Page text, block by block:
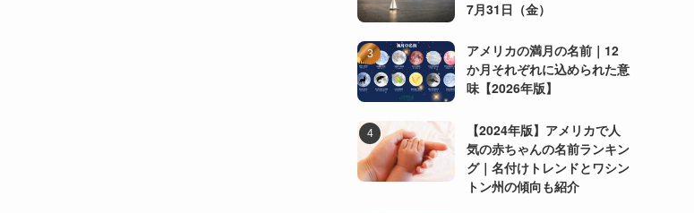
7月31日（金）
アメリカの満月の名前｜12
か月それぞれに込められた意
味【2026年版】
【2024年版】アメリカで人
気の赤ちゃんの名前ランキン
グ｜名付けトレンドとワシン
トン州の傾向も紹介